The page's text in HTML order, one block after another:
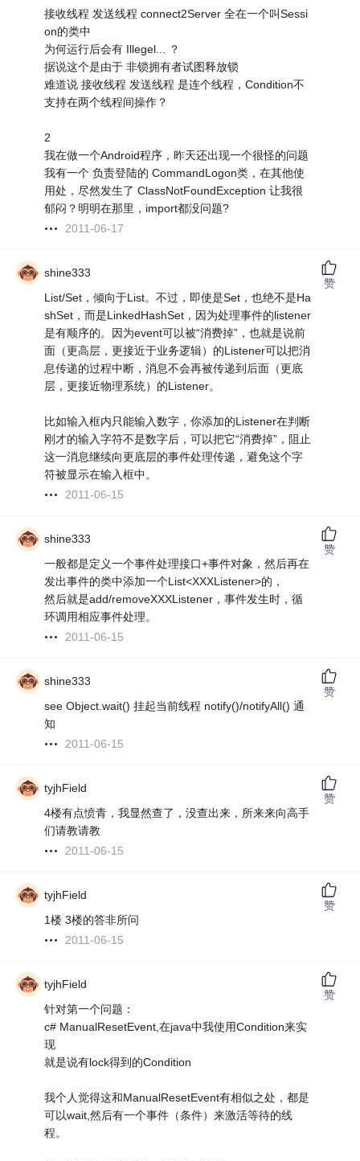
接收线程 发送线程 connect2Server 全在一个叫Sessi
on的类中
为何运行后会有 Illegel... ？
据说这个是由于 非锁拥有者试图释放锁
难道说 接收线程 发送线程 是连个线程，Condition不
支持在两个线程间操作？
2
我在做一个Android程序，昨天还出现一个很怪的问题
我有一个 负责登陆的 CommandLogon类，在其他使
用处，尽然发生了 ClassNotFoundException 让我很
郁闷？明明在那里，import都没问题?
2011-06-17
shine333
List/Set，倾向于List。不过，即使是Set，也绝不是Ha
shSet，而是LinkedHashSet，因为处理事件的listener
是有顺序的。因为event可以被“消费掉”，也就是说前
面（更高层，更接近于业务逻辑）的Listener可以把消
息传递的过程中断，消息不会再被传递到后面（更底
层，更接近物理系统）的Listener。
比如输入框内只能输入数字，你添加的Listener在判断
刚才的输入字符不是数字后，可以把它“消费掉”，阻止
这一消息继续向更底层的事件处理传递，避免这个字
符被显示在输入框中。
2011-06-15
赞
shine333
一般都是定义一个事件处理接口+事件对象，然后再在
发出事件的类中添加一个List<XXXListener>的，
然后就是add/removeXXXListener，事件发生时，循
环调用相应事件处理。
2011-06-15
赞
shine333
see Object.wait() 挂起当前线程 notify()/notifyAll() 通
知
2011-06-15
赞
tyjhField
4楼有点愤青，我显然查了，没查出来，所来来向高手
们请教请教
2011-06-15
赞
tyjhField
1楼 3楼的答非所问
2011-06-15
赞
tyjhField
针对第一个问题：
c# ManualResetEvent,在java中我使用Condition来实
现
就是说有lock得到的Condition
我个人觉得这和ManualResetEvent有相似之处，都是
可以wait,然后有一个事件（条件）来激活等待的线
程。
赞